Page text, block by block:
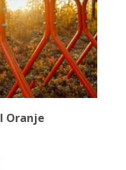
Oranje